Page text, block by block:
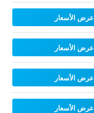
عرض الأسعار
عرض الأسعار
عرض الأسعار
عرض الأسعار